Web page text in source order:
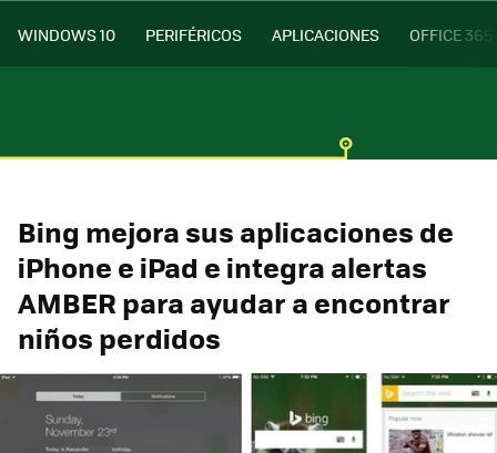
WINDOWS 10 PERIFÉRICOS APLICACIONES OFFICE 365
Bing mejora sus aplicaciones de
iPhone e iPad e integra alertas
AMBER para ayudar a encontrar
niños perdidos